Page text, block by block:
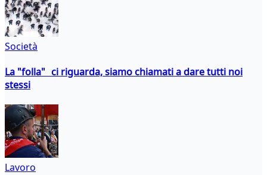
Società
La "folla" ci riguarda, siamo chiamati a dare tutti noi
stessi
Lavoro